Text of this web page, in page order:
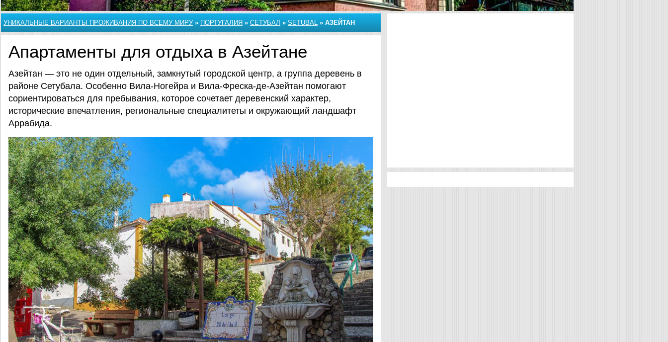
УНИКАЛЬНЫЕ ВАРИАНТЫ ПРОЖИВАНИЯ ПО ВСЕМУ МИРУ» ПОРТУГАЛИЯ » СЕТУБАЛ » SETUBAL » АЗЕЙТАН
Апартаменты для отдыха в Азейтане
Азейтан — это не один отдельный, замкнутый городской центр, а группа деревень в
районе Сетубала. Особенно Вила-Ногейра и Вила-Фреска-де-Азейтан помогают
сориентироваться для пребывания, которое сочетает деревенский характер,
исторические впечатления, региональные специалитеты и окружающий ландшафт
Аррабида.